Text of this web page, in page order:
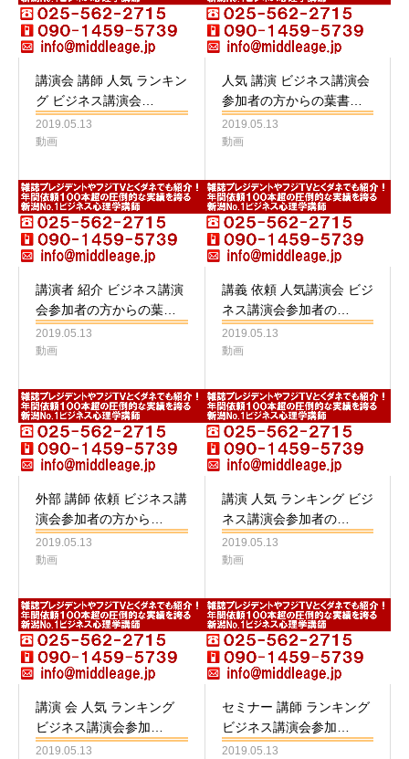
講演会 講師 人気 ランキン
グ ビジネス講演会…
2019.05.13
動画
人気 講演 ビジネス講演会
参加者の方からの葉書…
2019.05.13
動画
講演者 紹介 ビジネス講演
会参加者の方からの葉…
2019.05.13
動画
講義 依頼 人気講演会 ビジ
ネス講演会参加者の…
2019.05.13
動画
外部 講師 依頼 ビジネス講
演会参加者の方から…
2019.05.13
動画
講演 人気 ランキング ビジ
ネス講演会参加者の…
2019.05.13
動画
講演 会 人気 ランキング
ビジネス講演会参加…
2019.05.13
セミナー 講師 ランキング
ビジネス講演会参加…
2019.05.13